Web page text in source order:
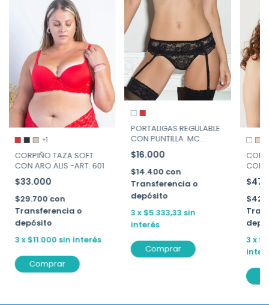
+1
CORPIÑO TAZA SOFT
CON ARO ALIS -ART. 601
$33.000
$29.700 con
Transferencia o
depósito
3 x$11.000 sin interés
Comprar
PORTALIGAS REGULABLE
CON PUNTILLA. MC
CARTNEY ART. 92
$16.000
$14.400 con
Transferencia o
depósito
3x$5.333,33 sin
interés
Comprar
ART.
3 x